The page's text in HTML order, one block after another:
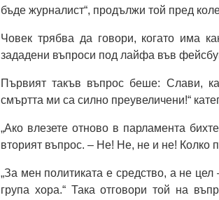
бъде журналист“, продължи той пред
Човек трябва да говори, когато има
зададени въпроси под лайфа във
Първият такъв въпрос беше: Слави,
смъртта ми са силно преувеличени!“
„Ако влезете отново в парламента
вторият въпрос. – Не! Не, не и не! Колко
„За мен политиката е средство, а не
група хора.“ Така отговори той на